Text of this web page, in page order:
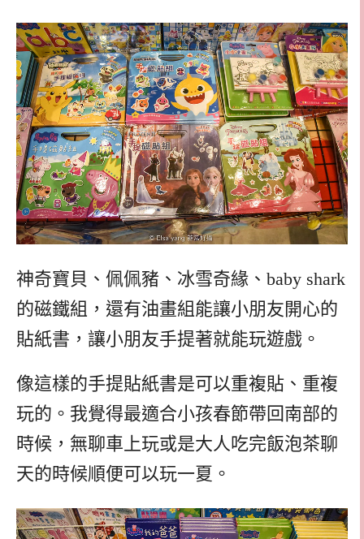
神奇寶貝、佩佩豬、冰雪奇緣、baby shark
的磁鐵組，還有油畫組能讓小朋友開心的
貼紙書，讓小朋友手提著就能玩遊戲。
像這樣的手提貼紙書是可以重複貼、重複
玩的。我覺得最適合小孩春節帶回南部的
時候，無聊車上玩或是大人吃完飯泡茶聊
天的時候順便可以玩一夏。